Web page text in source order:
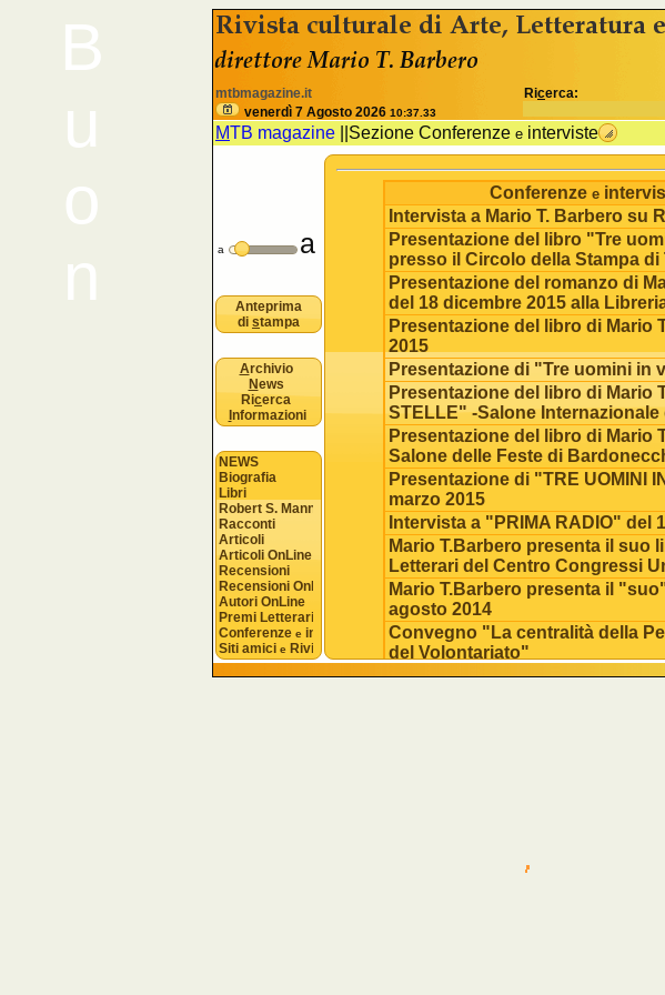
B
u
o
n
venerdì 7 Agosto 2026 10:37.33
mtbmagazine.it Ricerca:
MTB magazine Sezione Conferenze e interviste
<% //deve esistere nomeSezione e idSezione come
Conferenze e
Intervista a Mario T. Barbero su
Presentazione del libro "Tre
presso il Circolo della Stampa di
Presentazione del romanzo di
del 18 dicembre 2015 alla
Presentazione del libro di Mario
2015
Presentazione di "Tre uomini in
Presentazione del libro di Mario
STELLE" -Salone
Presentazione del libro di Mario
Salone delle Feste di
Presentazione di "TRE UOMINI
marzo 2015
Intervista a "PRIMA RADIO" del
Mario T.Barbero presenta il suo
Letterari del Centro Congressi
Mario T.Barbero presenta il
agosto 2014
Convegno "La centralità della
del Volontariato"
Presentazione "Operazione
Presentazione "Doppio intrigo
a a
Anteprima
di stampa
Archivio
News
Ricerca
nformazioni
NEWS
Biografia
Libri
Robert S. Mannon
Racconti
Articoli
Articoli OnLine
Recensioni
Recensioni OnLine
Autori OnLine
Premi Letterari
Conferenze e interviste
Siti amici e Riviste